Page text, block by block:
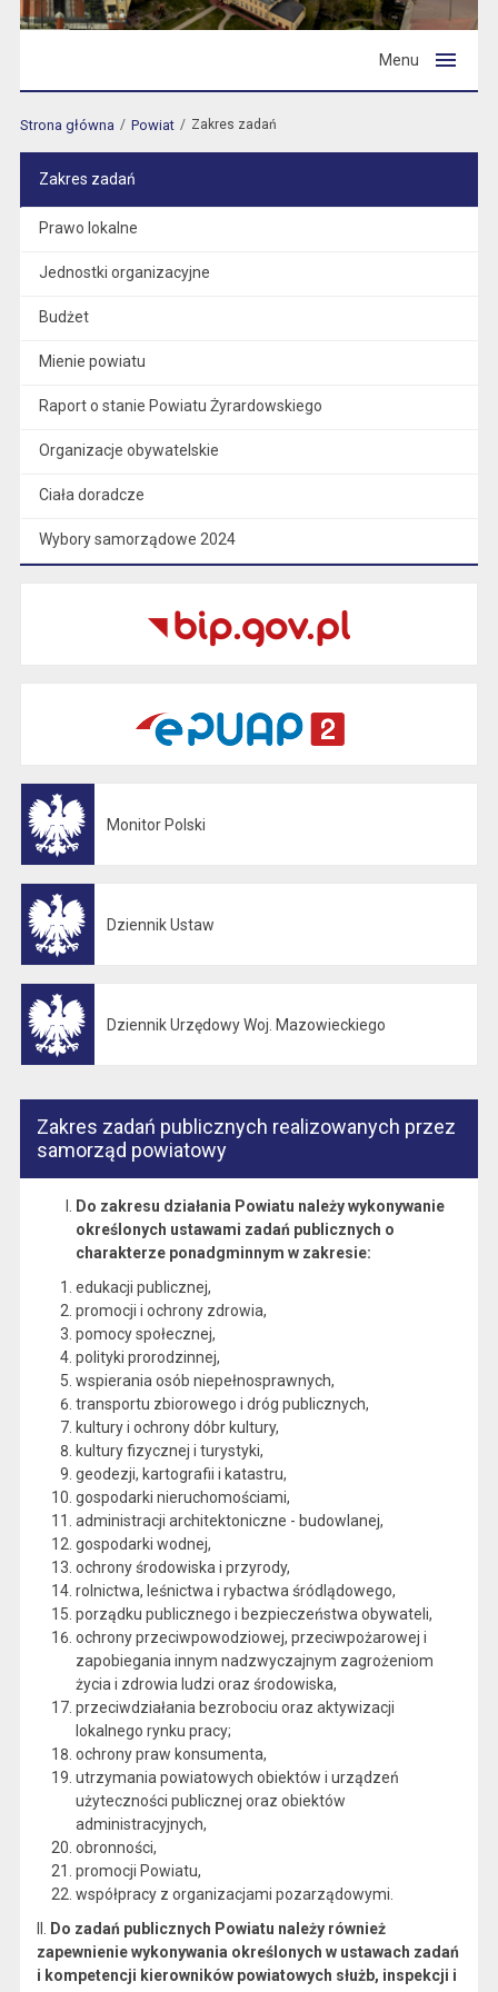
Menu
Strona główna Powiat Zakres zadań
Zakres zadań
Prawo lokalne
Jednostki organizacyjne
Budżet
Mienie powiatu
Raport o stanie Powiatu Żyrardowskiego
Organizacje obywatelskie
Ciała doradcze
Wybory samorządowe 2024
Monitor Polski
Dziennik Ustaw
Dziennik Urzędowy Woj. Mazowieckiego
Zakres zadań publicznych realizowanych przez
samorząd powiatowy
Do zakresu działania Powiatu należy wykonywanie
określonych ustawami zadań publicznych o
charakterze ponadgminnym w zakresie:
edukacji publicznej,
promocji i ochrony zdrowia,
pomocy społecznej,
polityki prorodzinnej,
wspierania osób niepełnosprawnych,
transportu zbiorowego i dróg publicznych,
kultury i ochrony dóbr kultury,
kultury fizycznej i turystyki,
geodezji, kartografii i katastru,
gospodarki nieruchomościami,
administracji architektoniczne - budowlanej,
gospodarki wodnej,
ochrony środowiska i przyrody,
rolnictwa, leśnictwa i rybactwa śródlądowego,
porządku publicznego i bezpieczeństwa obywateli,
ochrony przeciwpowodziowej, przeciwpożarowej i
zapobiegania innym nadzwyczajnym zagrożeniom
życia i zdrowia ludzi oraz środowiska,
przeciwdziałania bezrobociu oraz aktywizacji
lokalnego rynku pracy;
ochrony praw konsumenta,
utrzymania powiatowych obiektów i urządzeń
użyteczności publicznej oraz obiektów
administracyjnych,
obronności,
promocji Powiatu,
współpracy z organizacjami pozarządowymi.
Do zadań publicznych Powiatu należy również
zapewnienie wykonywania określonych w ustawach zadań
i kompetencji kierowników powiatowych służb, inspekcji i